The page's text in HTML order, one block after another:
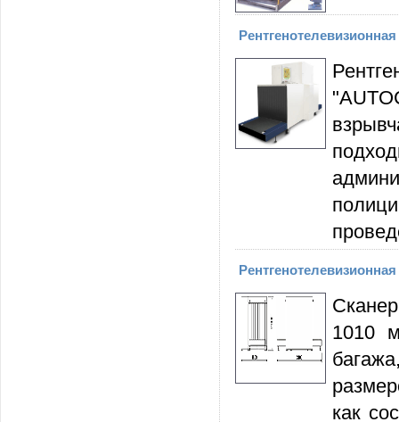
1010
как